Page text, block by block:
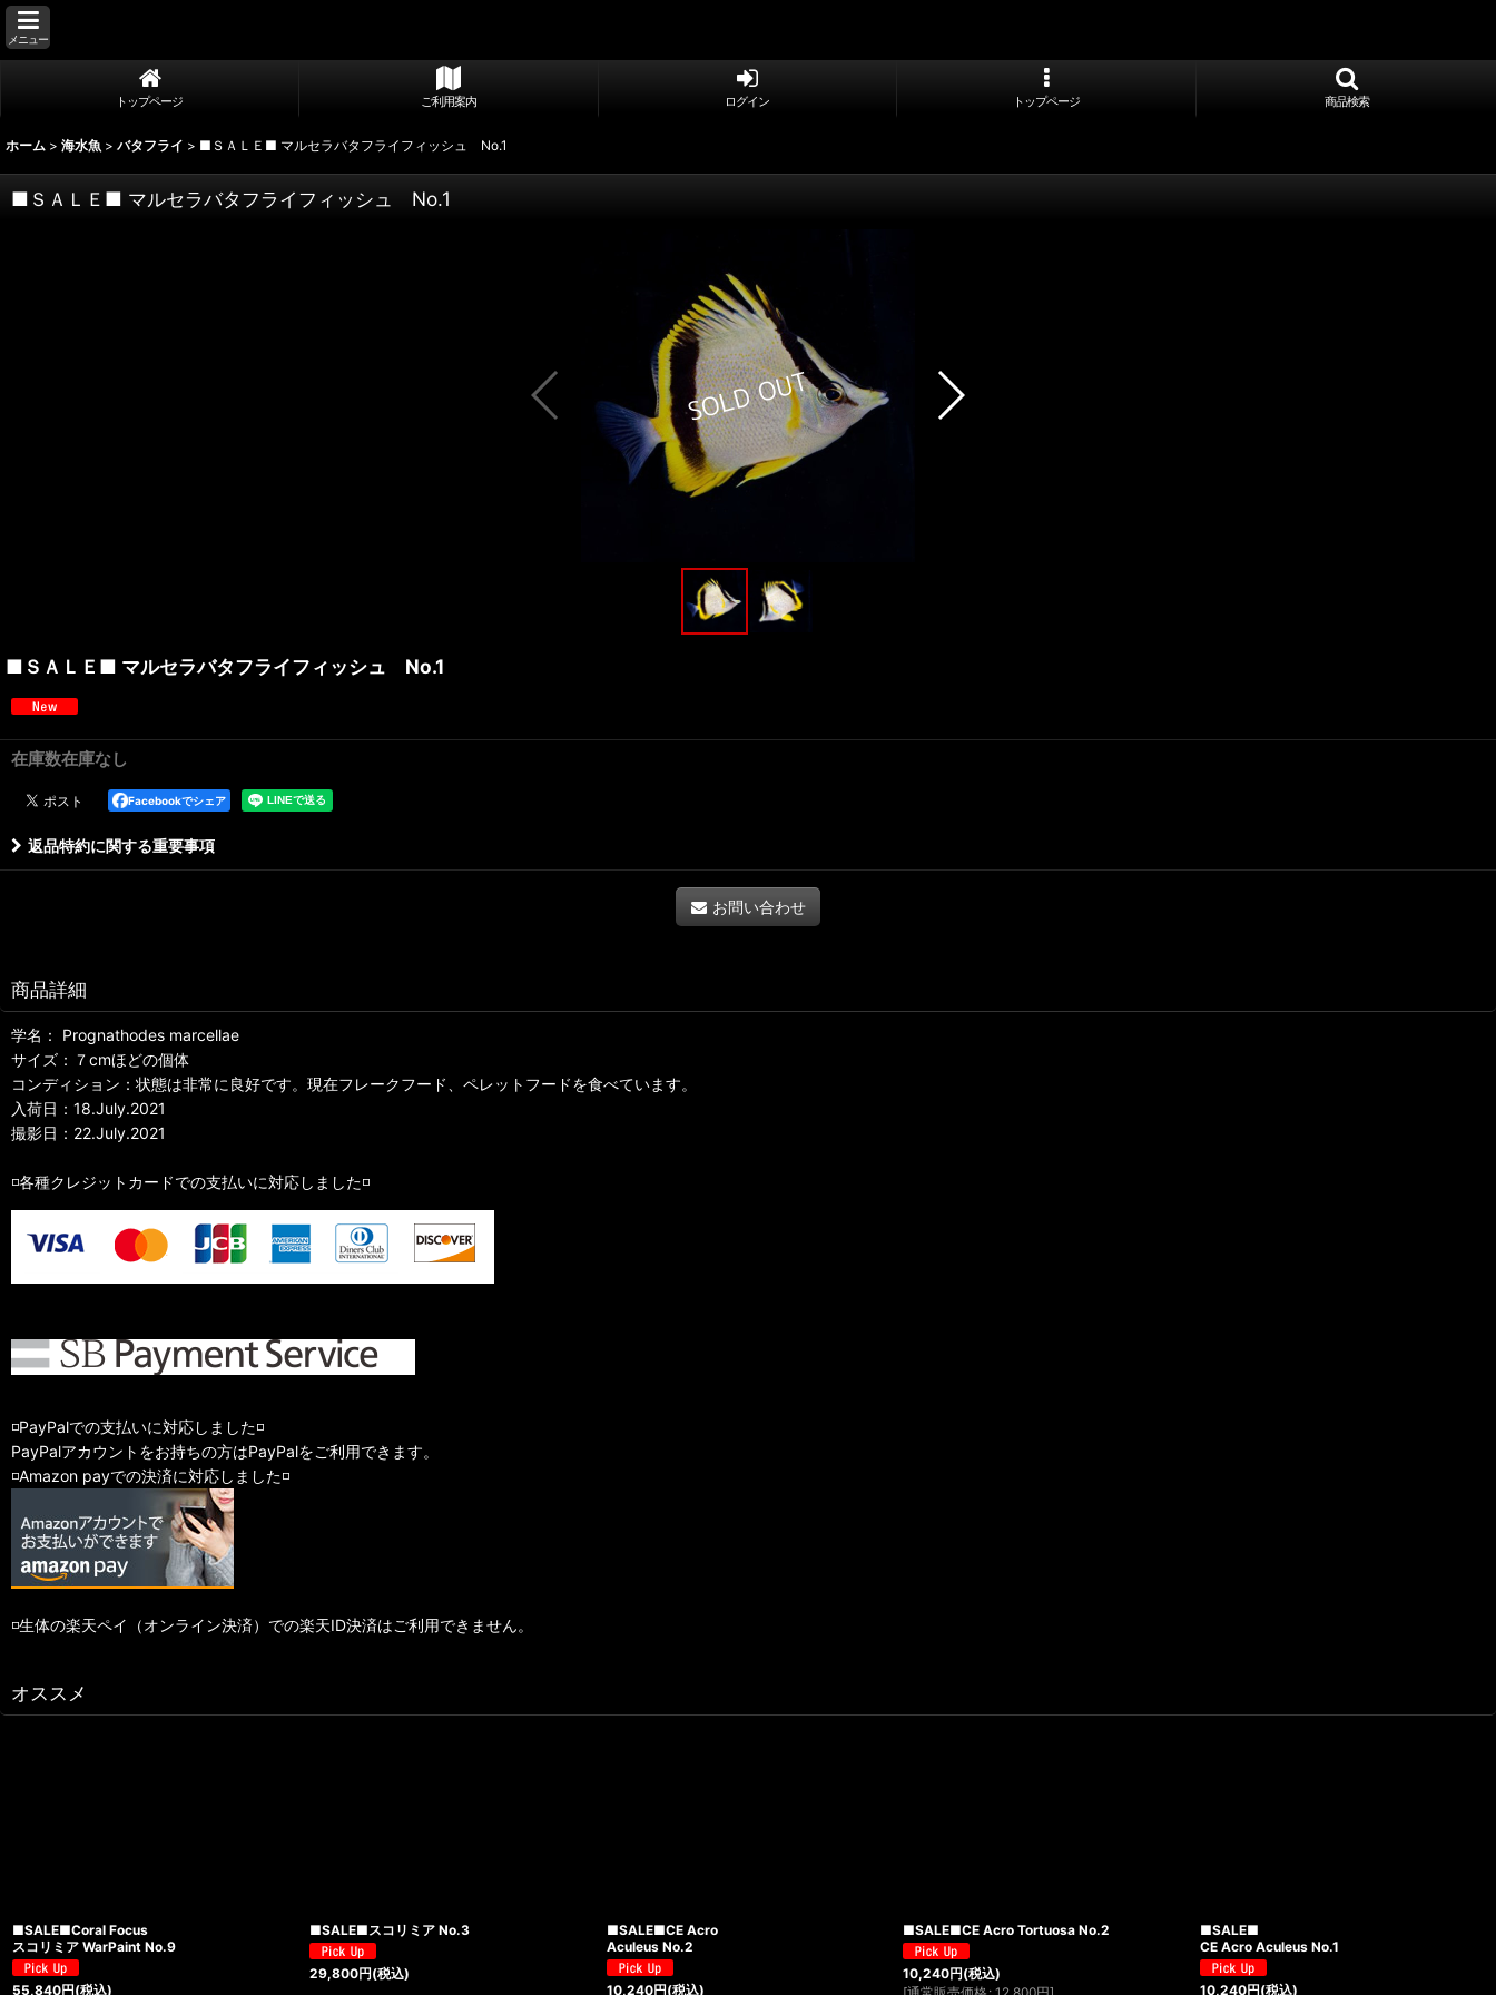
メニュー
トップページ ご利用案内 ログイン トップページ 商品検索
ホーム > 海水魚 > バタフライ > ■ＳＡＬＥ■ マルセラバタフライフィッシュ No.1
■ＳＡＬＥ■ マルセラバタフライフィッシュ No.1
■ＳＡＬＥ■ マルセラバタフライフィッシュ No.1
在庫数在庫なし
Facebookでシェア
返品特約に関する重要事項
お問い合わせ
商品詳細
学名： Prognathodes marcellae
サイズ：７cmほどの個体
コンディション：状態は非常に良好です。現在フレークフード、ペレットフードを食べています。
入荷日：18.July.2021
撮影日：22.July.2021
◽️各種クレジットカードでの支払いに対応しました◽️
◽️PayPalでの支払いに対応しました◽️
PayPalアカウントをお持ちの方はPayPalをご利用できます。
◽️Amazon payでの決済に対応しました◽️
◽️生体の楽天ペイ（オンライン決済）での楽天ID決済はご利用できません。
オススメ
■SALE■Coral Focus
スコリミア WarPaint No.9
55,840円(税込)
■SALE■スコリミア No.3
29,800円(税込)
■SALE■CE Acro
Aculeus No.2
10,240円(税込)
■SALE■CE Acro Tortuosa No.2
10,240円(税込)
■SALE■
CE Acro Aculeus No.1
10,240円(税込)